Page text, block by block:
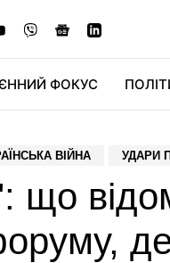
ФОКУС
ВІЙНА УДАРИ
що